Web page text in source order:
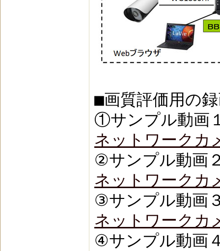
■画質評価用の
①サンプル動画
ネットワーク
②サンプル動画
ネットワーク
③サンプル動画
ネットワーク
④サンプル動画